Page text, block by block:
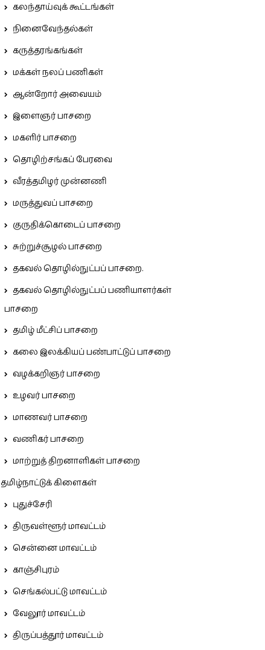
கலந்தாய்வுக் கூட்டங்கள்
நினைவேந்தல்கள்
கருத்தரங்கங்கள்
மக்கள் நலப் பணிகள்
ஆன்றோர் அவையம்
இளைஞர் பாசறை
மகளிர் பாசறை
தொழிற்சங்கப் பேரவை
வீரத்தமிழர் முன்னணி
மருத்துவப் பாசறை
குருதிக்கொடைப் பாசறை
சுற்றுச்சூழல் பாசறை
தகவல் தொழில்நுட்பப் பாசறை.
தகவல் தொழில்நுட்பப் பணியாளர்கள்
பாசறை
தமிழ் மீட்சிப் பாசறை
கலை இலக்கியப் பண்பாட்டுப் பாசறை
வழக்கறிஞர் பாசறை
உழவர் பாசறை
மாணவர் பாசறை
வணிகர் பாசறை
மாற்றுத் திறனாளிகள் பாசறை
தமிழ்நாட்டுக் கிளைகள்
புதுச்சேரி
திருவள்ளூர் மாவட்டம்
சென்னை மாவட்டம்
காஞ்சிபுரம்
செங்கல்பட்டு மாவட்டம்
வேலூர் மாவட்டம்
திருப்பத்தூர் மாவட்டம்